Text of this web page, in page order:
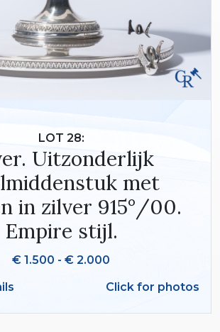
LOT 28:
Uitzonderlijk
met
in zilver 915°/00.
Empire stijl.
€ 1.500 - € 2.000
Click for photos